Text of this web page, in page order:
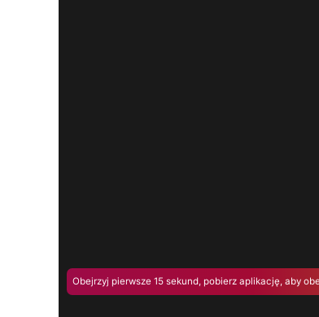
Obejrzyj pierwsze 15 sekund, pobierz aplikację, aby